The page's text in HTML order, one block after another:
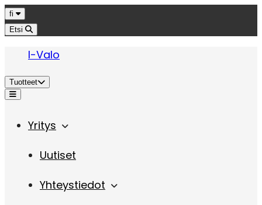
Hyppää sisältöön
Kieli
fi
Etsi
I-Valo
Tuotteet
Valikko
Yritys
Uutiset
Yhteystiedot